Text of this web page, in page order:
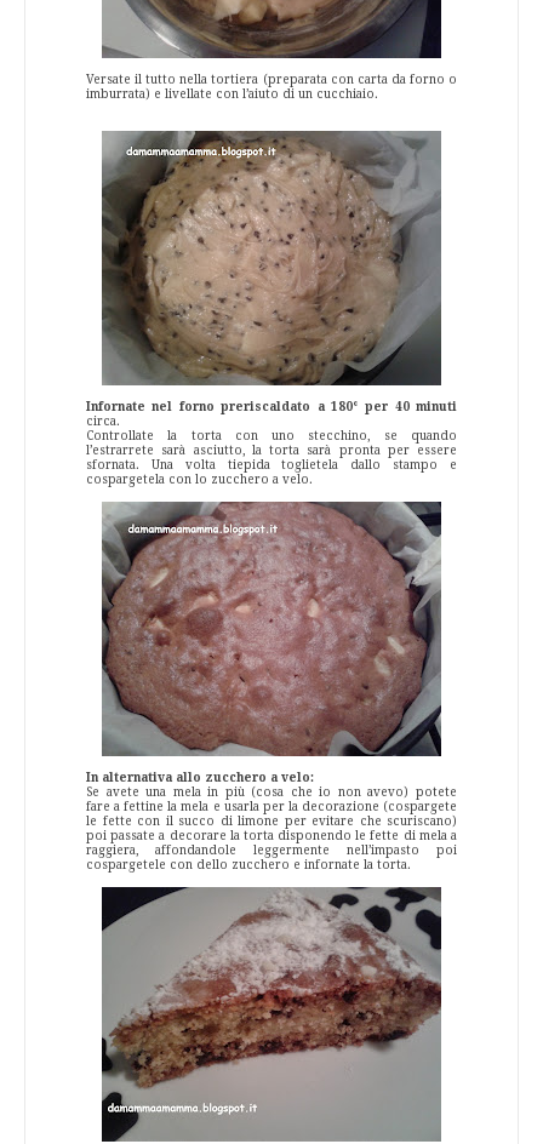
Versate il tutto nella tortiera (preparata con carta da forno o
imburrata) e livellate con l’aiuto di un cucchiaio.
Infornate nel forno preriscaldato a 180° per 40 minuti
circa.
Controllate la torta con uno stecchino, se quando
l’estrarrete sarà asciutto, la torta sarà pronta per essere
sfornata. Una volta tiepida toglietela dallo stampo e
cospargetela con lo zucchero a velo.
In alternativa allo zucchero a velo:
Se avete una mela in più (cosa che io non avevo) potete
fare a fettine la mela e usarla per la decorazione (cospargete
le fette con il succo di limone per evitare che scuriscano)
poi passate a decorare la torta disponendo le fette di mela a
raggiera, affondandole leggermente nell’impasto poi
cospargetele con dello zucchero e infornate la torta.